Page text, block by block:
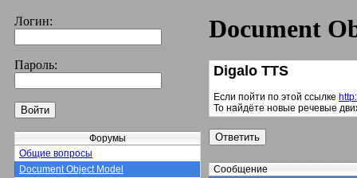
Логин:
Пароль:
Форумы
Общие вопросы
Document Object Model
Document
Digalo TTS
Если пойти по этой ссылке
То найдёте новые речевые
Сообщение